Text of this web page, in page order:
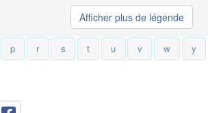
Afficher plus de légende
p r s t u v w y